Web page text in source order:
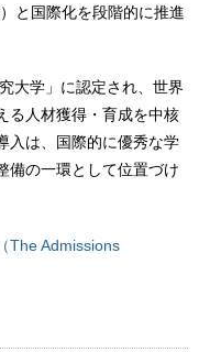
と国際化を段階的に推進
大学」に認定され、世界
る人材獲得・育成を中核
入は、国際的に優秀な学
備の一環として位置づけ
The Admissions